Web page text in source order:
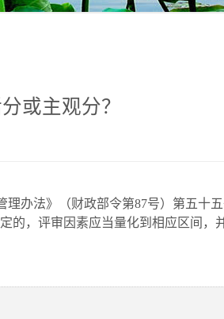
或主观分？
理办法》（财政部令第87号）第五十
的，评审因素应当量化到相应区间，